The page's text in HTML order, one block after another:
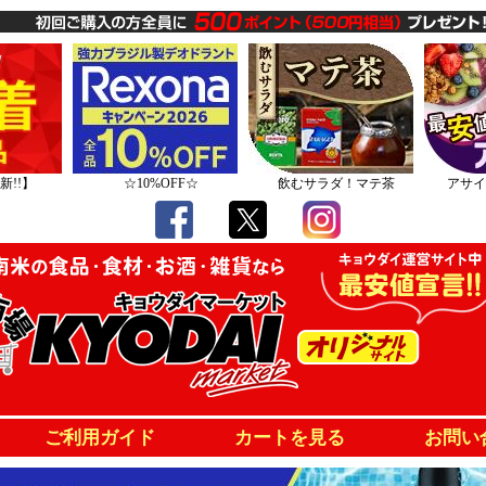
!!】 ☆10%OFF☆ 飲むサラダ！マテ茶 アサ
ご利用ガイド カートを見る お問い